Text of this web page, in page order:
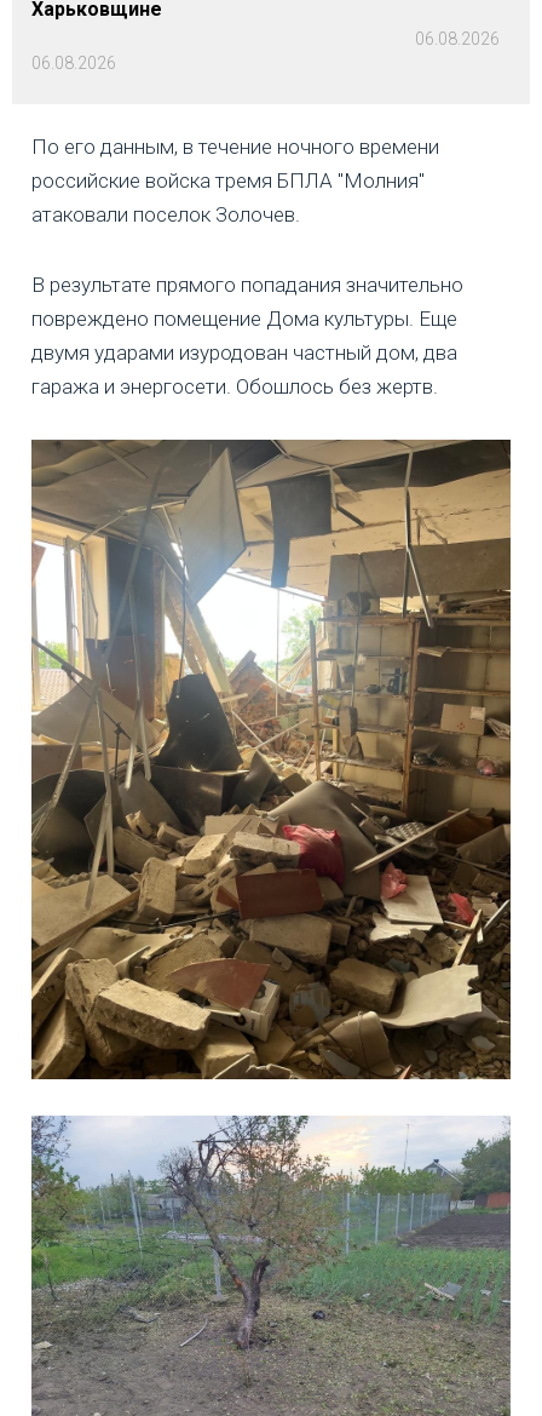
Харьковщине
06.08.2026
06.08.2026
По его данным, в течение ночного времени
российские войска тремя БПЛА "Молния"
атаковали поселок Золочев.
В результате прямого попадания значительно
повреждено помещение Дома культуры. Еще
двумя ударами изуродован частный дом, два
гаража и энергосети. Обошлось без жертв.